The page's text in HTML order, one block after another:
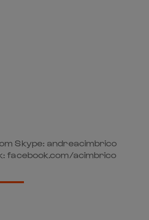
Skype: andreacimbrico
facebook.com/acimbrico